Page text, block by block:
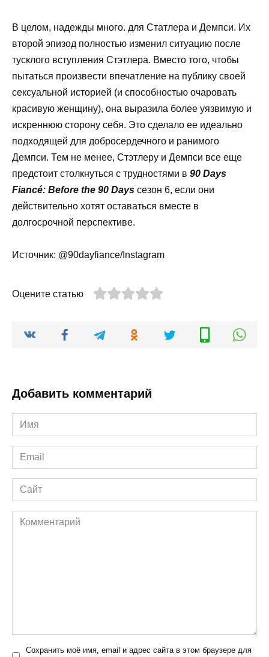
В целом, надежды много. для Статлера и Демпси. Их
второй эпизод полностью изменил ситуацию после
тусклого вступления Стэтлера. Вместо того, чтобы
пытаться произвести впечатление на публику своей
сексуальной историей (и способностью очаровать
красивую женщину), она выразила более уязвимую и
искреннюю сторону себя. Это сделало ее идеально
подходящей для добросердечного и ранимого
Демпси. Тем не менее, Стэтлеру и Демпси все еще
предстоит столкнуться с трудностями в 90 Days
Fiancé: Before the 90 Days сезон 6, если они
действительно хотят оставаться вместе в
долгосрочной перспективе.
Источник: @90dayfiance/Instagram
Оцените статью
Добавить комментарий
Имя
*
Email
*
Сайт
Комментарий
Сохранить моё имя, email и адрес сайта в этом браузере для